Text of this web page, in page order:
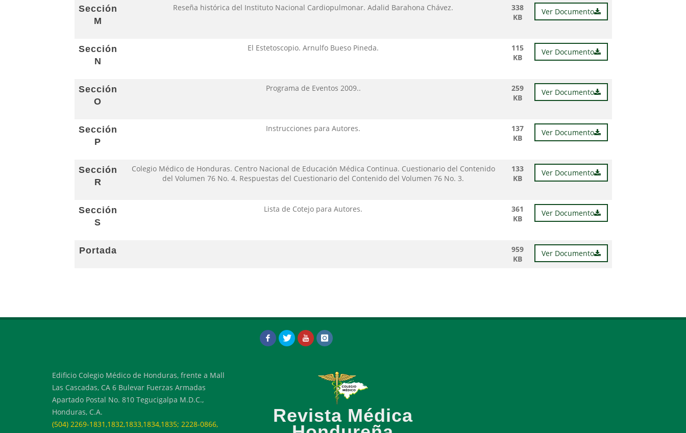
Sección
M
Reseña histórica del Instituto Nacional Cardiopulmonar. Adalid Barahona Chávez.
338
KB
Ver Documento
Sección
N
El Estetoscopio. Arnulfo Bueso Pineda.
115
KB
Ver Documento
Sección
O
Programa de Eventos 2009..
259
KB
Ver Documento
Sección
P
Instrucciones para Autores.
137
KB
Ver Documento
Sección
R
Colegio Médico de Honduras. Centro Nacional de Educación Médica Continua. Cuestionario del Contenido
del Volumen 76 No. 4. Respuestas del Cuestionario del Contenido del Volumen 76 No. 3.
133
KB
Ver Documento
Sección
S
Lista de Cotejo para Autores.
361
KB
Ver Documento
Portada
959
KB
Ver Documento
Edificio Colegio Médico de Honduras, frente a Mall
Las Cascadas, CA 6 Bulevar Fuerzas Armadas
Apartado Postal No. 810 Tegucigalpa M.D.C.,
Honduras, C.A.
(504) 2269-1831,1832,1833,1834,1835; 2228-0866,
Revista Médica